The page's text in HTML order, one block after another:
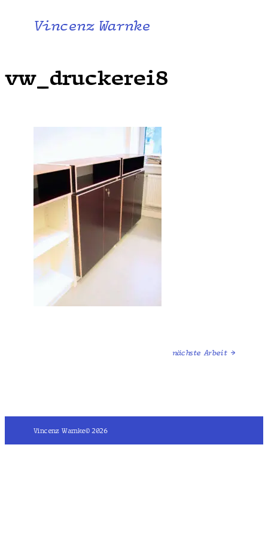
Vincenz Warnke
vw_druckerei8
nächste Arbeit →
Vincenz Warnke© 2026